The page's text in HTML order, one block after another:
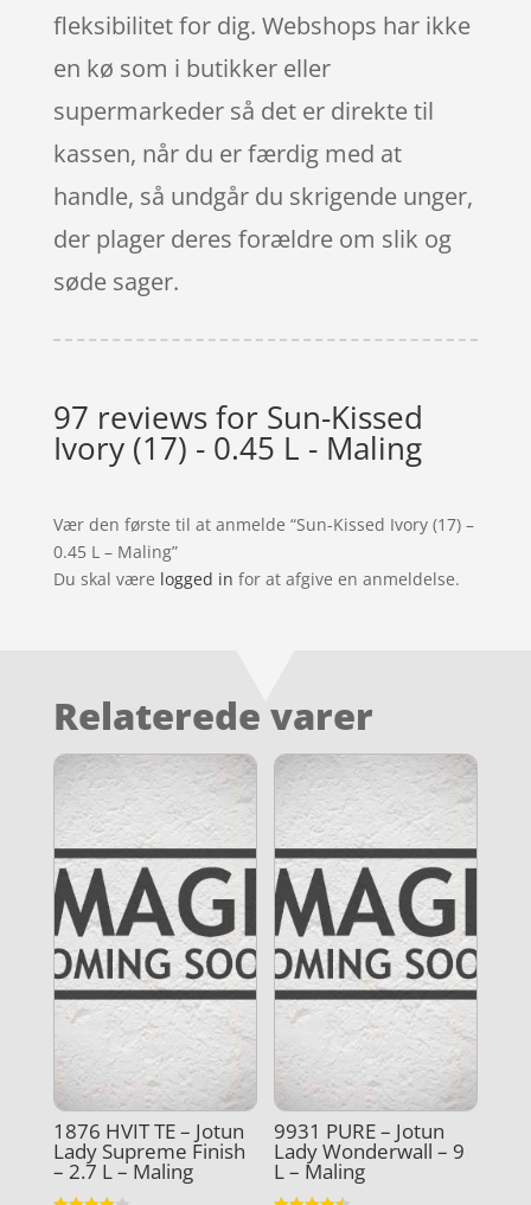
fleksibilitet for dig. Webshops har ikke
en kø som i butikker eller
supermarkeder så det er direkte til
kassen, når du er færdig med at
handle, så undgår du skrigende unger,
der plager deres forældre om slik og
søde sager.
97 reviews for Sun-Kissed
Ivory (17) - 0.45 L - Maling
Vær den første til at anmelde “Sun-Kissed Ivory (17) –
0.45 L – Maling”
Du skal være logged in for at afgive en anmeldelse.
Relaterede varer
1876 HVIT TE – Jotun
Lady Supreme Finish
– 2.7 L – Maling
9931 PURE – Jotun
Lady Wonderwall – 9
L – Maling